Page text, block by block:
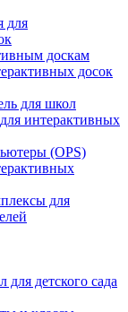
для
доскам
досок
для школ
интерактивных
(OPS)
для
детского сада